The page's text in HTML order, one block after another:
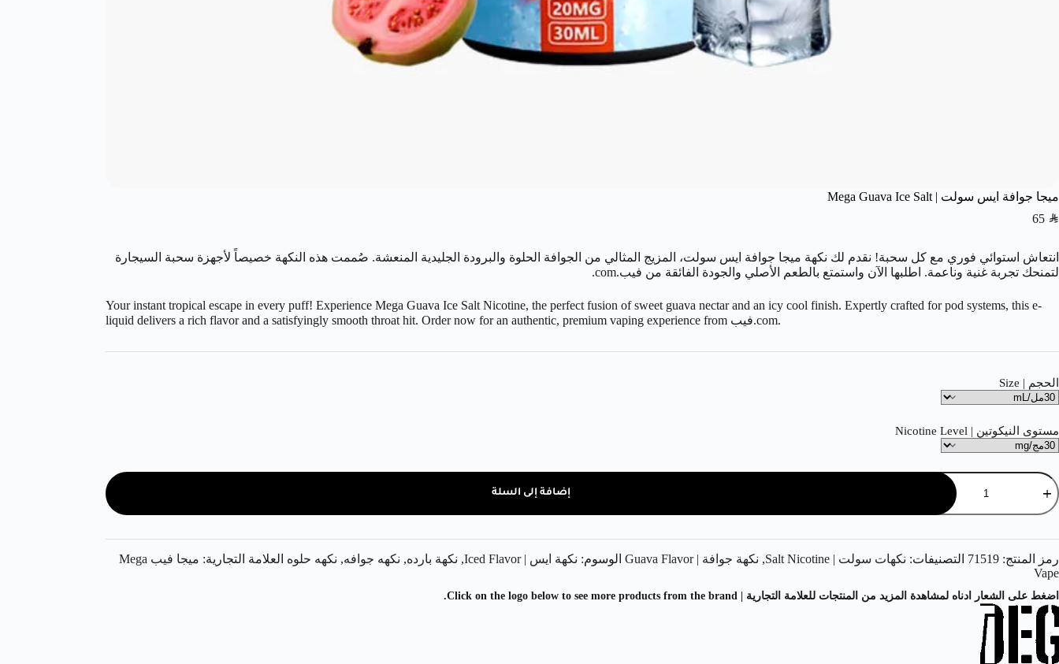
ميجا جوافة ايس سولت | Mega Guava Ice Salt
65 SAR
انتعاش استوائي فوري مع كل سحبة! نقدم لك نكهة ميجا جوافة ايس سولت، المزيج المثالي من الجوافة الحلوة والبرودة الجليدية المنعشة. صُممت هذه النكهة خصيصاً لأجهزة سحبة السيجارة
لتمنحك تجربة غنية وناعمة. اطلبها الآن واستمتع بالطعم الأصلي والجودة الفائقة من فيب.com.
Your instant tropical escape in every puff! Experience Mega Guava Ice Salt Nicotine, the perfect fusion of sweet guava nectar and an icy cool finish. Expertly crafted for pod systems, this e-
liquid delivers a rich flavor and a satisfyingly smooth throat hit. Order now for an authentic, premium vaping experience from فيب.com.
الحجم | Size
مستوى النيكوتين | Nicotine Level
إضافة إلى السلة
رمز المنتج: 71519 التصنيفات: نكهات سولت | Salt Nicotine , نكهة جوافة | Guava Flavor الوسوم: نكهة ايس | Iced Flavor , نكهة بارده, نكهه جوافه, نكهه حلوه العلامة التجارية:
ميجا فيب Mega
Vape
اضغط على الشعار ادناه لمشاهدة المزيد من المنتجات للعلامة التجارية | Click on the logo below to see more products from the brand.